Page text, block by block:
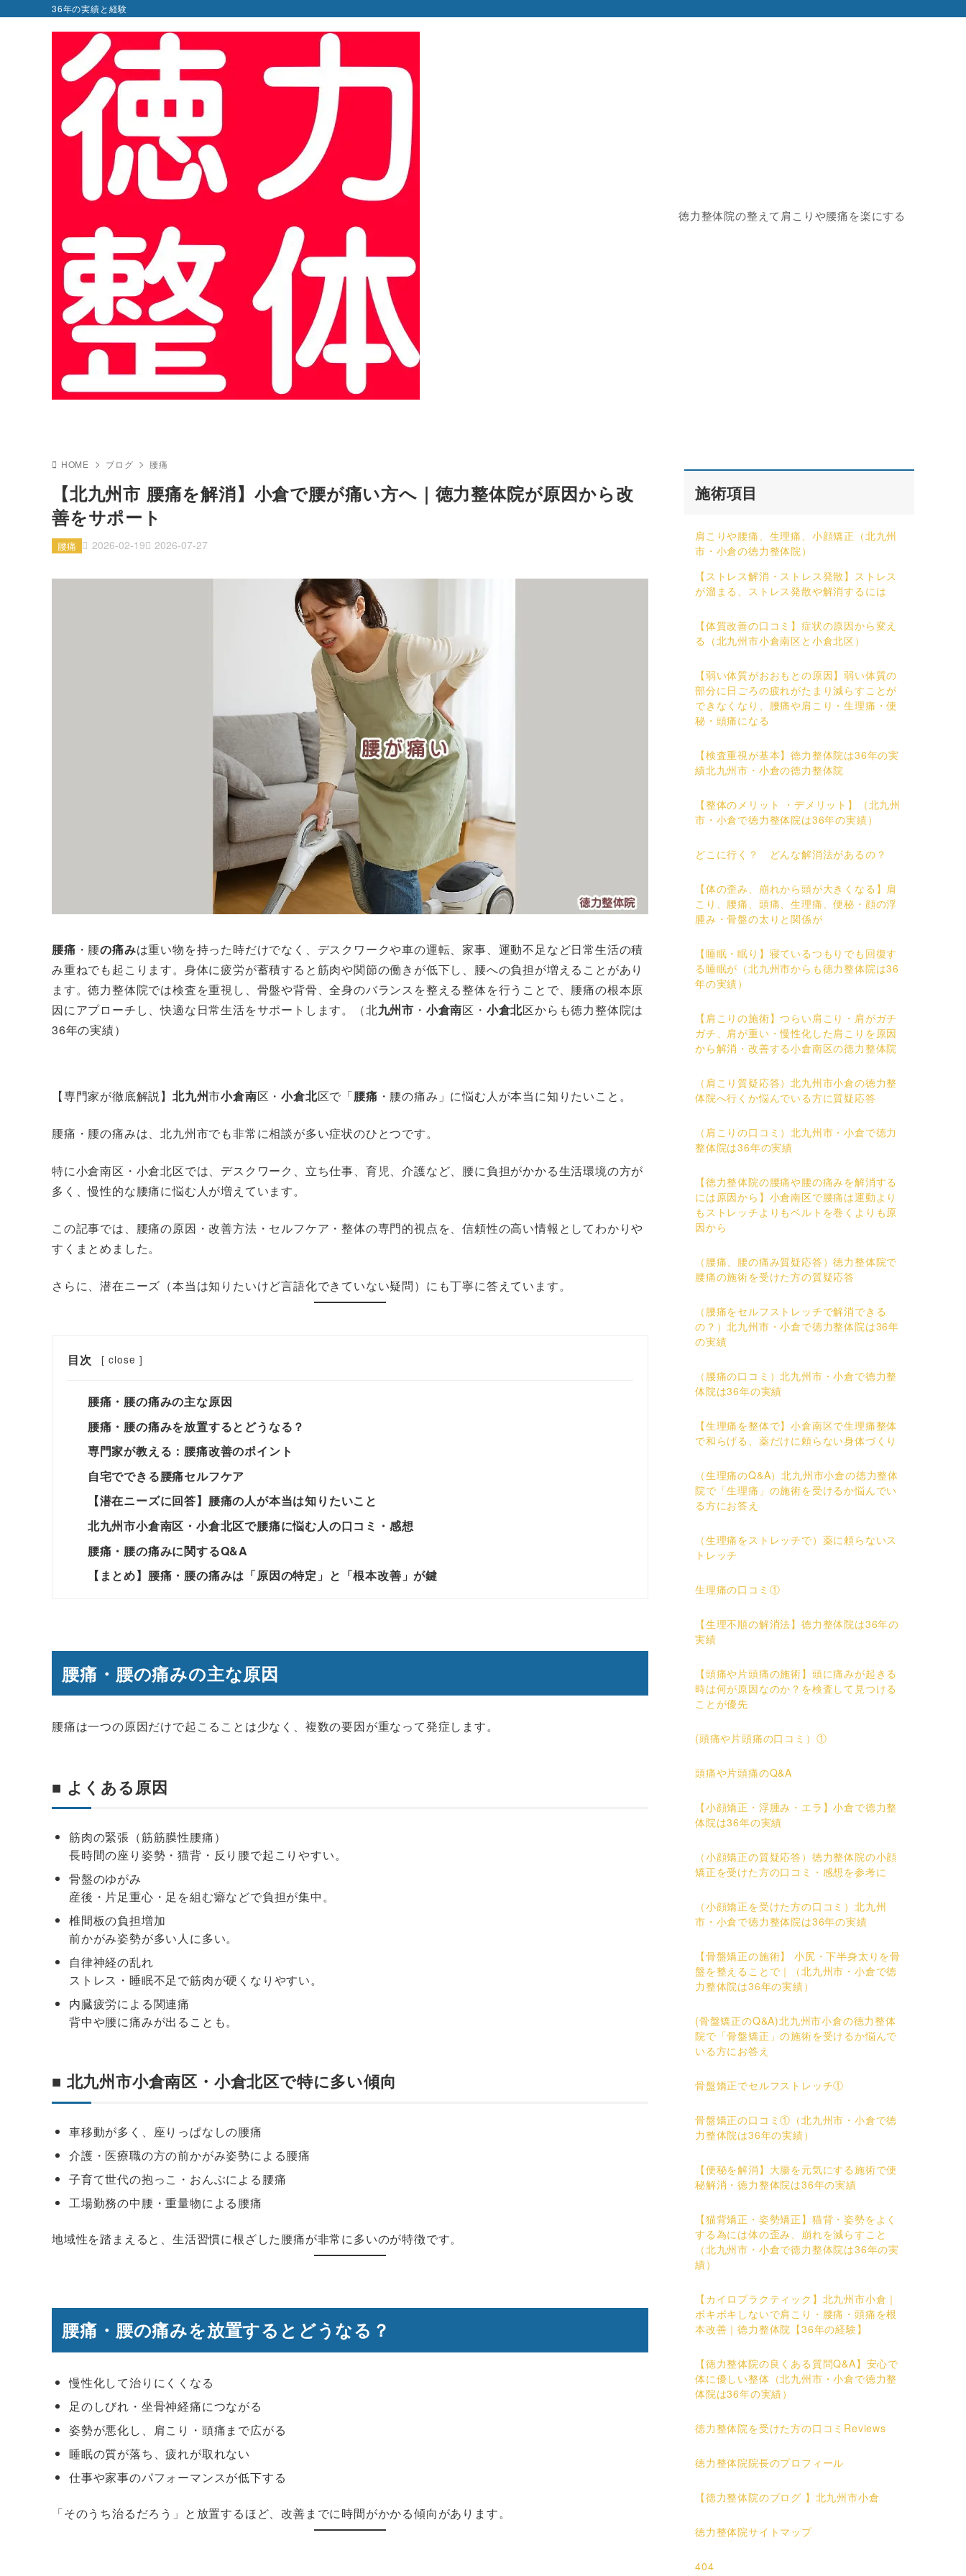
36年の実績と経験
徳力整体院の整えて肩こりや腰痛を楽にする
HOME ブログ 腰痛
【北九州市 腰痛を解消】小倉で腰が痛い方へ｜徳力整体院が原因から改
善をサポート
2026-02-19 2026-07-27
腰痛
腰痛 ・腰の痛みは重い物を持った時だけでなく、デスクワークや車の運転、家事、運動不足など日常生活の積
み重ねでも起こります。身体に疲労が蓄積すると筋肉や関節の働きが低下し、腰への負担が増えることがあり
ます。徳力整体院では検査を重視し、骨盤や背骨、全身のバランスを整える整体を行うことで、腰痛の根本原
因にアプローチし、快適な日常生活をサポートします。（北九州市 ・ 小倉南区・ 小倉北区からも徳力整体院は
36年の実績）
【専門家が徹底解説】 北九州市小倉南区・小倉北区で「腰痛 ・腰の痛み」に悩む人が本当に知りたいこと。
腰痛・腰の痛みは、北九州市でも非常に相談が多い症状のひとつです。
特に小倉南区・小倉北区では、デスクワーク、立ち仕事、育児、介護など、腰に負担がかかる生活環境の方が
多く、慢性的な腰痛に悩む人が増えています。
この記事では、腰痛の原因・改善方法・セルフケア・整体の専門的視点を、信頼性の高い情報としてわかりや
すくまとめました。
さらに、潜在ニーズ（本当は知りたいけど言語化できていない疑問）にも丁寧に答えています。
目次 [ close ]
腰痛・腰の痛みの主な原因
腰痛・腰の痛みを放置するとどうなる？
専門家が教える：腰痛改善のポイント
自宅でできる腰痛セルフケア
【潜在ニーズに回答】腰痛の人が本当は知りたいこと
北九州市小倉南区・小倉北区で腰痛に悩む人の口コミ・感想
腰痛・腰の痛みに関するQ&A
【まとめ】腰痛・腰の痛みは「原因の特定」と「根本改善」が鍵
腰痛・腰の痛みの主な原因
腰痛は一つの原因だけで起こることは少なく、複数の要因が重なって発症します。
■ よくある原因
筋肉の緊張（筋筋膜性腰痛）
長時間の座り姿勢・猫背・反り腰で起こりやすい。
骨盤のゆがみ
産後・片足重心・足を組む癖などで負担が集中。
椎間板の負担増加
前かがみ姿勢が多い人に多い。
自律神経の乱れ
ストレス・睡眠不足で筋肉が硬くなりやすい。
内臓疲労による関連痛
背中や腰に痛みが出ることも。
■ 北九州市小倉南区・小倉北区で特に多い傾向
車移動が多く、座りっぱなしの腰痛
介護・医療職の方の前かがみ姿勢による腰痛
子育て世代の抱っこ・おんぶによる腰痛
工場勤務の中腰・重量物による腰痛
地域性を踏まえると、生活習慣に根ざした腰痛が非常に多いのが特徴です。
腰痛・腰の痛みを放置するとどうなる？
慢性化して治りにくくなる
足のしびれ・坐骨神経痛につながる
姿勢が悪化し、肩こり・頭痛まで広がる
睡眠の質が落ち、疲れが取れない
仕事や家事のパフォーマンスが低下する
「そのうち治るだろう」と放置するほど、改善までに時間がかかる傾向があります。
施術項目
肩こりや腰痛、生理痛、小顔矯正（北九州
市・小倉の徳力整体院）
【ストレス解消・ストレス発散】ストレス
が溜まる、ストレス発散や解消するには
【体質改善の口コミ】症状の原因から変え
る（北九州市小倉南区と小倉北区）
【弱い体質がおおもとの原因】弱い体質の
部分に日ごろの疲れがたまり減らすことが
できなくなり、腰痛や肩こり・生理痛・便
秘・頭痛になる
【検査重視が基本】徳力整体院は36年の実
績北九州市・小倉の徳力整体院
【整体のメリット ・デメリット】（北九州
市・小倉で徳力整体院は36年の実績）
どこに行く？ どんな解消法があるの？
【体の歪み、崩れから頭が大きくなる】肩
こり、腰痛、頭痛、生理痛、便秘・顔の浮
腫み・骨盤の太りと関係が
【睡眠・眠り】寝ているつもりでも回復す
る睡眠が（北九州市からも徳力整体院は36
年の実績）
【肩こりの施術】つらい肩こり・肩がガチ
ガチ、肩が重い・慢性化した肩こりを原因
から解消・改善する小倉南区の徳力整体院
（肩こり質疑応答）北九州市小倉の徳力整
体院へ行くか悩んでいる方に質疑応答
（肩こりの口コミ）北九州市・小倉で徳力
整体院は36年の実績
【徳力整体院の腰痛や腰の痛みを解消する
には原因から】小倉南区で腰痛は運動より
もストレッチよりもベルトを巻くよりも原
因から
（腰痛、腰の痛み質疑応答）徳力整体院で
腰痛の施術を受けた方の質疑応答
（腰痛をセルフストレッチで解消できる
の？）北九州市・小倉で徳力整体院は36年
の実績
（腰痛の口コミ）北九州市・小倉で徳力整
体院は36年の実績
【生理痛を整体で】小倉南区で生理痛整体
で和らげる、薬だけに頼らない身体づくり
（生理痛のQ&A）北九州市小倉の徳力整体
院で「生理痛」の施術を受けるか悩んでい
る方にお答え
（生理痛をストレッチで）薬に頼らないス
トレッチ
生理痛の口コミ①
【生理不順の解消法】徳力整体院は36年の
実績
【頭痛や片頭痛の施術】頭に痛みが起きる
時は何が原因なのか？を検査して見つける
ことが優先
(頭痛や片頭痛の口コミ）①
頭痛や片頭痛のQ&A
【小顔矯正・浮腫み・エラ】小倉で徳力整
体院は36年の実績
（小顔矯正の質疑応答）徳力整体院の小顔
矯正を受けた方の口コミ・感想を参考に
（小顔矯正を受けた方の口コミ）北九州
市・小倉で徳力整体院は36年の実績
【骨盤矯正の施術】 小尻・下半身太りを骨
盤を整えることで｜（北九州市・小倉で徳
力整体院は36年の実績）
(骨盤矯正のQ&A)北九州市小倉の徳力整体
院で「骨盤矯正」の施術を受けるか悩んで
いる方にお答え
骨盤矯正でセルフストレッチ①
骨盤矯正の口コミ①（北九州市・小倉で徳
力整体院は36年の実績）
【便秘を解消】大腸を元気にする施術で便
秘解消・徳力整体院は36年の実績
【猫背矯正・姿勢矯正】猫背・姿勢をよく
する為には体の歪み、崩れを減らすこと
（北九州市・小倉で徳力整体院は36年の実
績）
【カイロプラクティック】北九州市小倉｜
ボキボキしないで肩こり・腰痛・頭痛を根
本改善｜徳力整体院【36年の経験】
【徳力整体院の良くある質問Q&A】安心で
体に優しい整体（北九州市・小倉で徳力整
体院は36年の実績）
徳力整体院を受けた方の口コミReviews
徳力整体院院長のプロフィール
【徳力整体院のブログ 】北九州市小倉
徳力整体院サイトマップ
404